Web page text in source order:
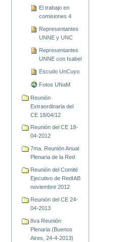
El trabajo en
comisiones 4
Representantes
UNNE y UNC
Representantes
UNNE con Isabel
Escudo UnCuyo
Fotos UNaM
Reunión
Extraordinaria del
CE 18/04/12
Reunión del CE 18-
04-2012
7ma. Reunión Anual
Plenaria de la Red
Reunión del Comité
Ejecutivo de RedIAB
noviembre 2012
Reunión del CE 24-
04-2013
8va Reunión
Plenaria (Buenos
Aires, 24-4-2013)